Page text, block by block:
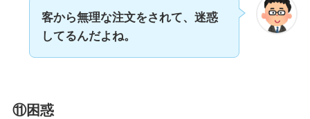
客から無理な注文をされて、迷惑
してるんだよね。
⑪困惑